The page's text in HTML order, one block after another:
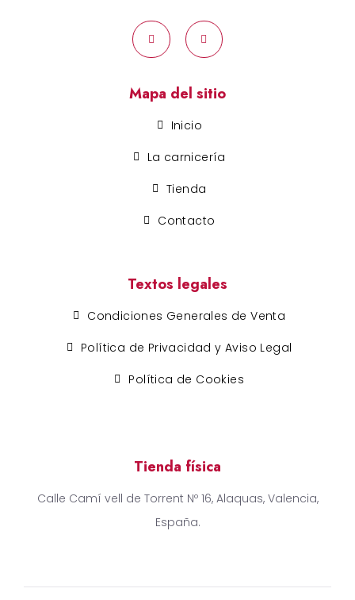
Mapa del sitio
Inicio
La carnicería
Tienda
Contacto
Textos legales
Condiciones Generales de Venta
Política de Privacidad y Aviso Legal
Política de Cookies
Tienda física
Calle Camí vell de Torrent Nº 16, Alaquas, Valencia,
España.